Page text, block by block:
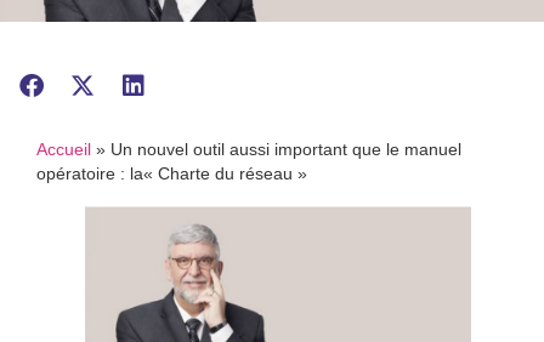
Accueil » Un nouvel outil aussi important que le manuel
opératoire : la« Charte du réseau »